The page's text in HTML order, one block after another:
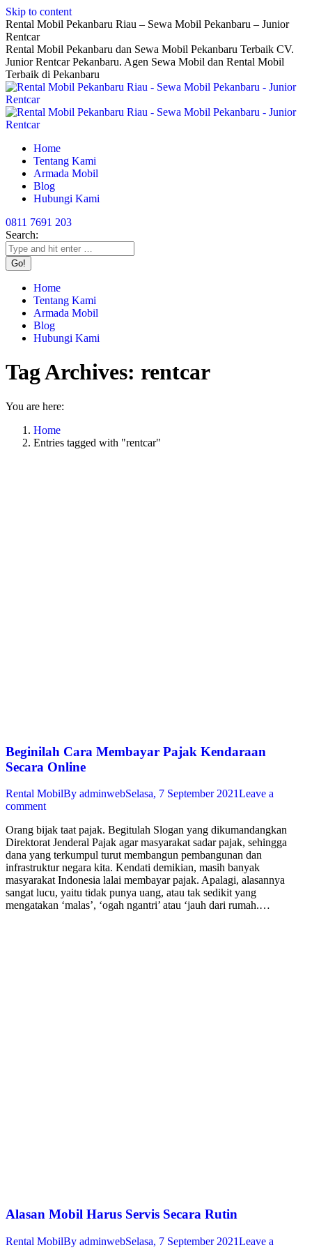
Skip to content
Rental Mobil Pekanbaru Riau – Sewa Mobil Pekanbaru – Junior
Rentcar
Rental Mobil Pekanbaru dan Sewa Mobil Pekanbaru Terbaik CV.
Junior Rentcar Pekanbaru. Agen Sewa Mobil dan Rental Mobil
Terbaik di Pekanbaru
Home
Tentang Kami
Armada Mobil
Blog
Hubungi Kami
0811 7691 203
Search:
Home
Tentang Kami
Armada Mobil
Blog
Hubungi Kami
Tag Archives: rentcar
You are here:
Home
Entries tagged with "rentcar"
Beginilah Cara Membayar Pajak Kendaraan
Secara Online
Rental MobilBy adminwebSelasa, 7 September 2021Leave a
comment
Orang bijak taat pajak. Begitulah Slogan yang dikumandangkan
Direktorat Jenderal Pajak agar masyarakat sadar pajak, sehingga
dana yang terkumpul turut membangun pembangunan dan
infrastruktur negara kita. Kendati demikian, masih banyak
masyarakat Indonesia lalai membayar pajak. Apalagi, alasannya
sangat lucu, yaitu tidak punya uang, atau tak sedikit yang
mengatakan ‘malas’, ‘ogah ngantri’ atau ‘jauh dari rumah.…
Alasan Mobil Harus Servis Secara Rutin
Rental MobilBy adminwebSelasa, 7 September 2021Leave a